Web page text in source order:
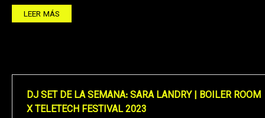
LEER MÁS
DJ SET DE LA SEMANA: SARA LANDRY | BOILER ROOM
X TELETECH FESTIVAL 2023